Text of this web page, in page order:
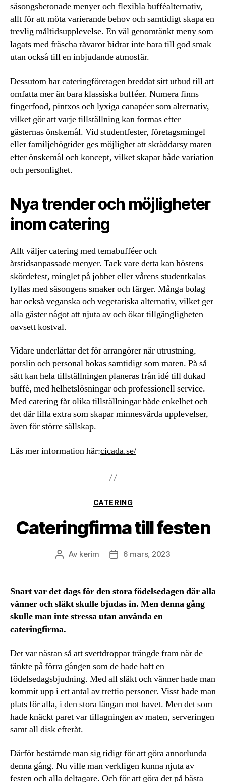
säsongsbetonade menyer och flexibla bufféalternativ,
allt för att möta varierande behov och samtidigt skapa en
trevlig måltidsupplevelse. En väl genomtänkt meny som
lagats med fräscha råvaror bidrar inte bara till god smak
utan också till en inbjudande atmosfär.
Dessutom har cateringföretagen breddat sitt utbud till att
omfatta mer än bara klassiska bufféer. Numera finns
fingerfood, pintxos och lyxiga canapéer som alternativ,
vilket gör att varje tillställning kan formas efter
gästernas önskemål. Vid studentfester, företagsmingel
eller familjehögtider ges möjlighet att skräddarsy maten
efter önskemål och koncept, vilket skapar både variation
och personlighet.
Nya trender och möjligheter
inom catering
Allt väljer catering med temabufféer och
årstidsanpassade menyer. Tack vare detta kan höstens
skördefest, minglet på jobbet eller vårens studentkalas
fyllas med säsongens smaker och färger. Många bolag
har också veganska och vegetariska alternativ, vilket ger
alla gäster något att njuta av och ökar tillgängligheten
oavsett kostval.
Vidare underlättar det för arrangörer när utrustning,
porslin och personal bokas samtidigt som maten. På så
sätt kan hela tillställningen planeras från idé till dukad
buffé, med helhetslösningar och professionell service.
Med catering får olika tillställningar både enkelhet och
det där lilla extra som skapar minnesvärda upplevelser,
även för större sällskap.
Läs mer information här:cicada.se/
Kategorier
CATERING
Cateringfirma till festen
Inläggsförfattare
Av kerim Inläggsdatum
6 mars, 2023
Snart var det dags för den stora födelsedagen där alla
vänner och släkt skulle bjudas in. Men denna gång
skulle man inte stressa utan använda en
cateringfirma.
Det var nästan så att svettdroppar trängde fram när de
tänkte på förra gången som de hade haft en
födelsedagsbjudning. Med all släkt och vänner hade man
kommit upp i ett antal av trettio personer. Visst hade man
plats för alla, i den stora längan mot havet. Men det som
hade knäckt paret var tillagningen av maten, serveringen
samt all disk efteråt.
Därför bestämde man sig tidigt för att göra annorlunda
denna gång. Nu ville man verkligen kunna njuta av
festen och alla deltagare. Och för att göra det på bästa